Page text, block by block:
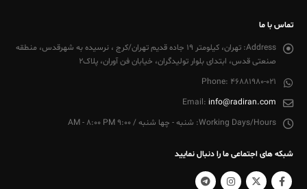
تماس با ما
Address:
تهران، کیلومتر 19 جاده قدیم تهران/کرج ، نرسیده به شهرقدس، منطقه
صنعتی قدس، ابتدای بلوار تولیدگران، خیابان فن آوران، پلاک2
Phone: 46881980-021
Email: info@radiran.com
Working Days/Hours: شنبه - چها شنبه / 9:00 AM - 8:00 PM
شبکه های اجتماعی ما را دنبال نمایید